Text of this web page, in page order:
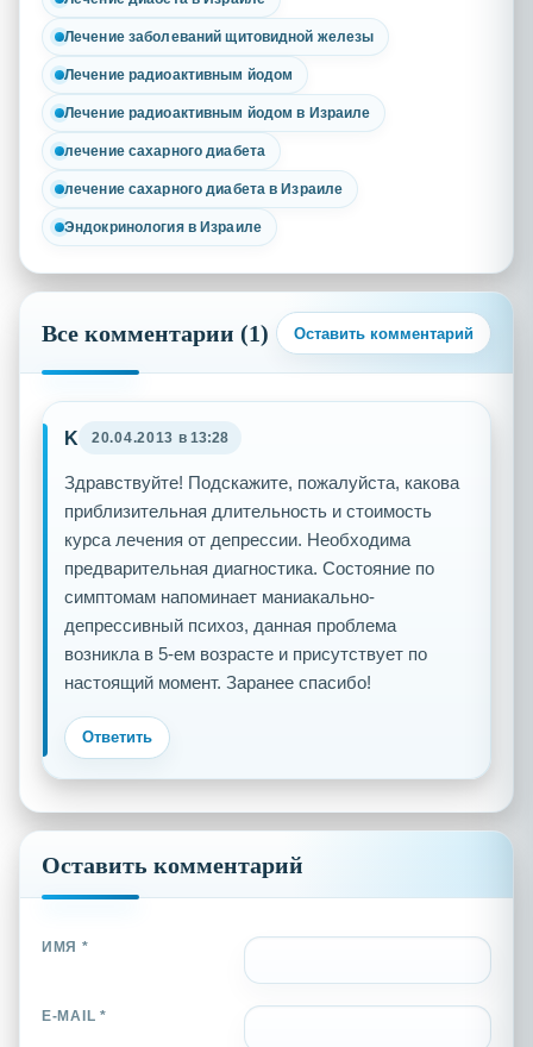
Лечение заболеваний щитовидной железы
Лечение радиоактивным йодом
Лечение радиоактивным йодом в Израиле
лечение сахарного диабета
лечение сахарного диабета в Израиле
Эндокринология в Израиле
Все комментарии (1) Оставить комментарий
K 20.04.2013 в 13:28
Здравствуйте! Подскажите, пожалуйста, какова
приблизительная длительность и стоимость
курса лечения от депрессии. Необходима
предварительная диагностика. Состояние по
симптомам напоминает маниакально-
депрессивный психоз, данная проблема
возникла в 5-ем возрасте и присутствует по
настоящий момент. Заранее спасибо!
Ответить
Оставить комментарий
ИМЯ *
E-MAIL *